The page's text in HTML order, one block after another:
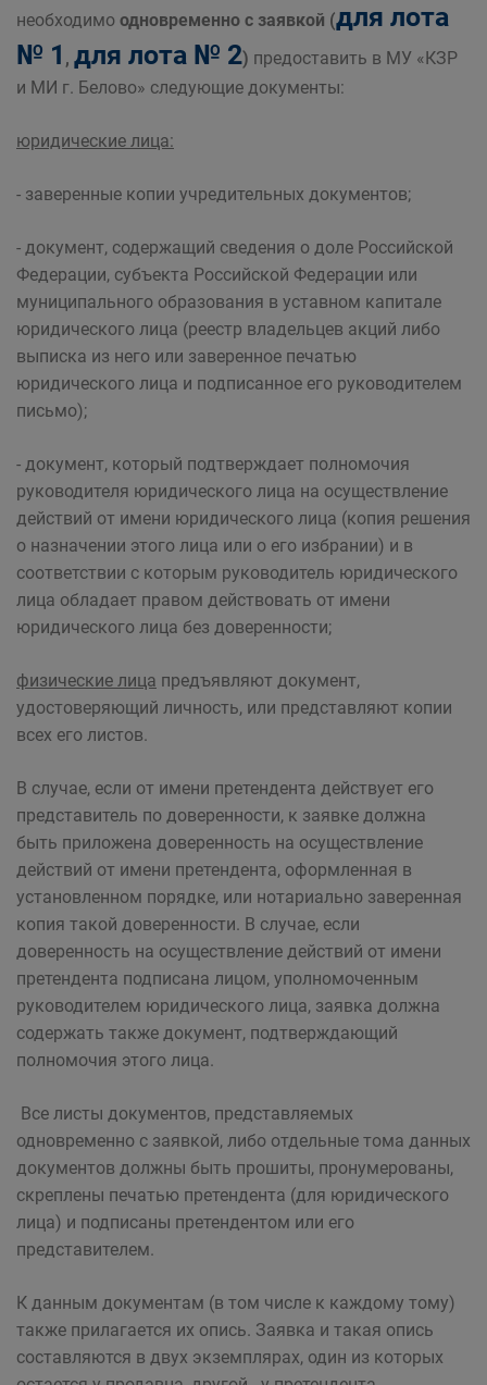
необходимо одновременно с заявкой (для лота
№ 1 , для лота № 2) предоставить в МУ «КЗР
и МИ г. Белово» следующие документы:
юридические лица:
- заверенные копии учредительных документов;
- документ, содержащий сведения о доле Российской
Федерации, субъекта Российской Федерации или
муниципального образования в уставном капитале
юридического лица (реестр владельцев акций либо
выписка из него или заверенное печатью
юридического лица и подписанное его руководителем
письмо);
- документ, который подтверждает полномочия
руководителя юридического лица на осуществление
действий от имени юридического лица (копия решения
о назначении этого лица или о его избрании) и в
соответствии с которым руководитель юридического
лица обладает правом действовать от имени
юридического лица без доверенности;
физические лица предъявляют документ,
удостоверяющий личность, или представляют копии
всех его листов.
В случае, если от имени претендента действует его
представитель по доверенности, к заявке должна
быть приложена доверенность на осуществление
действий от имени претендента, оформленная в
установленном порядке, или нотариально заверенная
копия такой доверенности. В случае, если
доверенность на осуществление действий от имени
претендента подписана лицом, уполномоченным
руководителем юридического лица, заявка должна
содержать также документ, подтверждающий
полномочия этого лица.
Все листы документов, представляемых
одновременно с заявкой, либо отдельные тома данных
документов должны быть прошиты, пронумерованы,
скреплены печатью претендента (для юридического
лица) и подписаны претендентом или его
представителем.
К данным документам (в том числе к каждому тому)
также прилагается их опись. Заявка и такая опись
составляются в двух экземплярах, один из которых